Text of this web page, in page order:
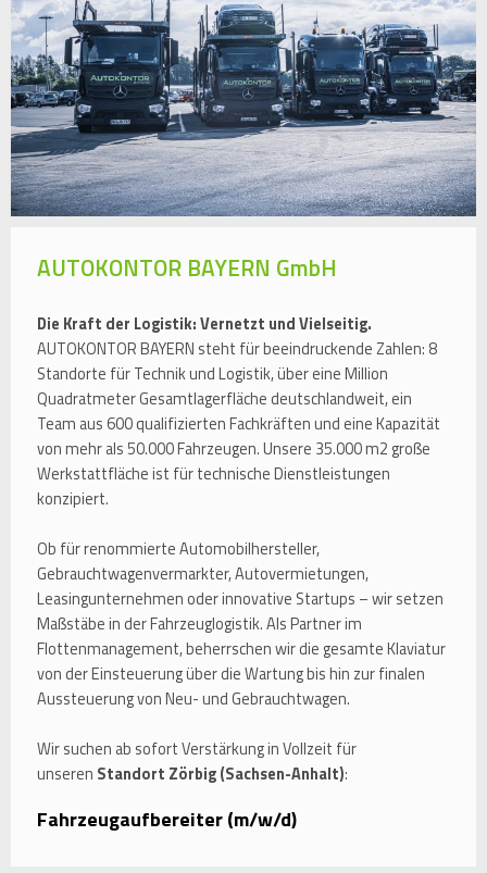
AUTOKONTOR BAYERN GmbH
Die Kraft der Logistik: Vernetzt und Vielseitig.
AUTOKONTOR BAYERN steht für beeindruckende Zahlen: 8
Standorte für Technik und Logistik, über eine Million
Quadratmeter Gesamtlagerfläche deutschlandweit, ein
Team aus 600 qualifizierten Fachkräften und eine Kapazität
von mehr als 50.000 Fahrzeugen. Unsere 35.000 m2 große
Werkstattfläche ist für technische Dienstleistungen
konzipiert.
Ob für renommierte Automobilhersteller,
Gebrauchtwagenvermarkter, Autovermietungen,
Leasingunternehmen oder innovative Startups – wir setzen
Maßstäbe in der Fahrzeuglogistik. Als Partner im
Flottenmanagement, beherrschen wir die gesamte Klaviatur
von der Einsteuerung über die Wartung bis hin zur finalen
Aussteuerung von Neu- und Gebrauchtwagen.
Wir suchen ab sofort Verstärkung in Vollzeit für
unseren Standort Zörbig (Sachsen-Anhalt):
Fahrzeugaufbereiter (m/w/d)